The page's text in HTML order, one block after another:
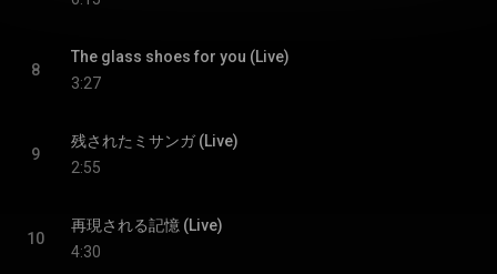
8
The glass shoes for you (Live)
3:27
9
残されたミサンガ (Live)
2:55
10
再現される記憶 (Live)
4:30